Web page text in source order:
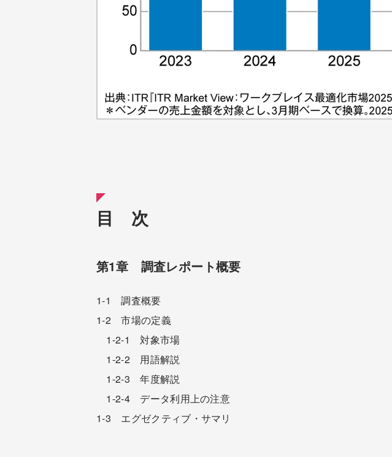
目 次
第1章 調査レポート概要
1-1 調査概要
1-2 市場の定義
1-2-1 対象市場
1-2-2 用語解説
1-2-3 年度解説
1-2-4 データ利用上の注意
1-3 エグゼクティブ・サマリ